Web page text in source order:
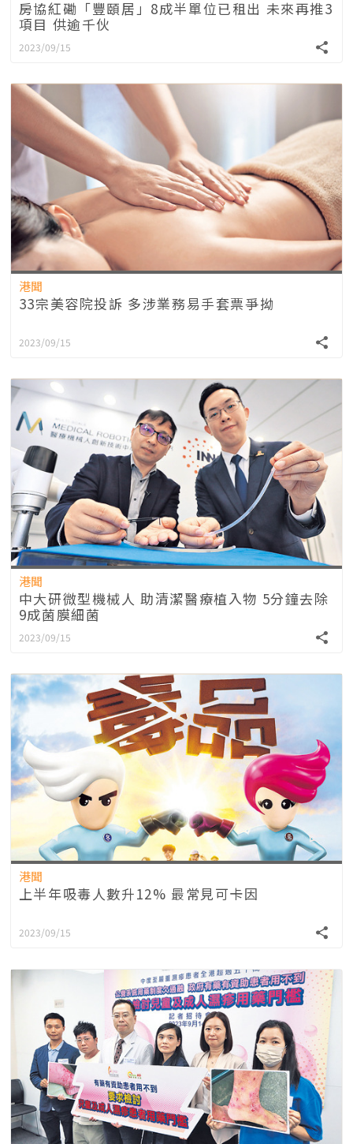
房協紅磡「豐頤居」8成半單位已租出 未來再推3
項目 供逾千伙
2023/09/15
港聞
33宗美容院投訴 多涉業務易手套票爭拗
2023/09/15
港聞
中大研微型機械人 助清潔醫療植入物 5分鐘去除
9成菌膜細菌
2023/09/15
港聞
上半年吸毒人數升12% 最常見可卡因
2023/09/15